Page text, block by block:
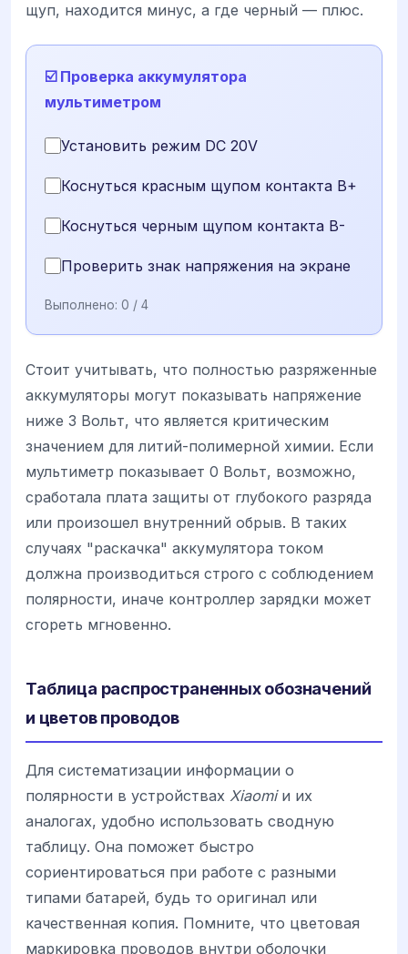
щуп, находится минус, а где черный — плюс.
☑️ Проверка аккумулятора
мультиметром
Установить режим DC 20V
Коснуться красным щупом контакта B+
Коснуться черным щупом контакта B-
Проверить знак напряжения на экране
Выполнено: 0 / 4
Стоит учитывать, что полностью разряженные
аккумуляторы могут показывать напряжение
ниже 3 Вольт, что является критическим
значением для литий-полимерной химии. Если
мультиметр показывает 0 Вольт, возможно,
сработала плата защиты от глубокого разряда
или произошел внутренний обрыв. В таких
случаях "раскачка" аккумулятора током
должна производиться строго с соблюдением
полярности, иначе контроллер зарядки может
сгореть мгновенно.
Таблица распространенных обозначений
и цветов проводов
Для систематизации информации о
полярности в устройствах Xiaomiи их
аналогах, удобно использовать сводную
таблицу. Она поможет быстро
сориентироваться при работе с разными
типами батарей, будь то оригинал или
качественная копия. Помните, что цветовая
маркировка проводов внутри оболочки